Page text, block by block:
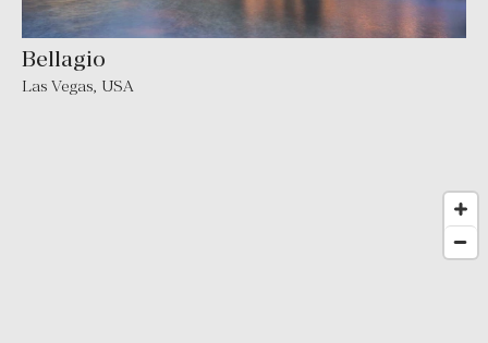
Bellagio
Las Vegas, USA